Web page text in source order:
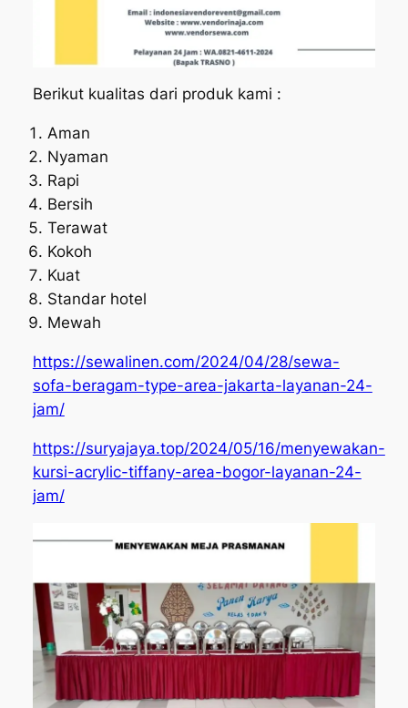
Berikut kualitas dari produk kami :
Aman
Nyaman
Rapi
Bersih
Terawat
Kokoh
Kuat
Standar hotel
Mewah
https://sewalinen.com/2024/04/28/sewa-
sofa-beragam-type-area-jakarta-layanan-24-
jam/
https://suryajaya.top/2024/05/16/menyewakan-
kursi-acrylic-tiffany-area-bogor-layanan-24-
jam/